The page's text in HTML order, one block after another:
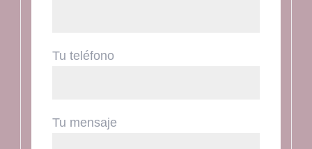
Tu teléfono
Tu mensaje